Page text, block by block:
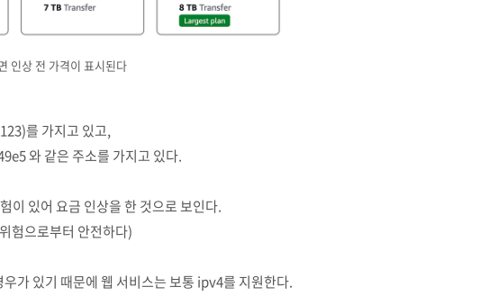
인상 전 가격이 표시된다
를 가지고 있고,
와 같은 주소를 가지고 있다.
이 있어 요금 인상을 한 것으로 보인다.
험으로부터 안전하다)
가 있기 때문에 웹 서비스는 보통 ipv4를 지원한다.